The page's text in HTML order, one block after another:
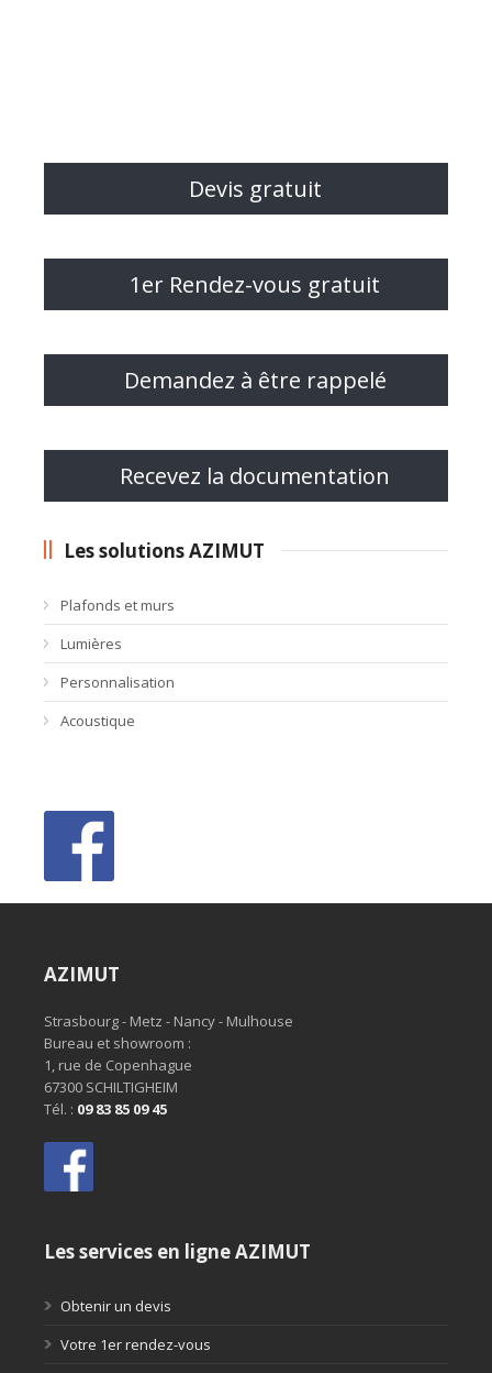
Devis gratuit
1er Rendez-vous gratuit
Demandez à être rappelé
Recevez la documentation
Les solutions AZIMUT
Plafonds et murs
Lumières
Personnalisation
Acoustique
AZIMUT
Strasbourg - Metz - Nancy - Mulhouse
Bureau et showroom :
1, rue de Copenhague
67300 SCHILTIGHEIM
Tél. : 09 83 85 09 45
Les services en ligne AZIMUT
Obtenir un devis
Votre 1er rendez-vous